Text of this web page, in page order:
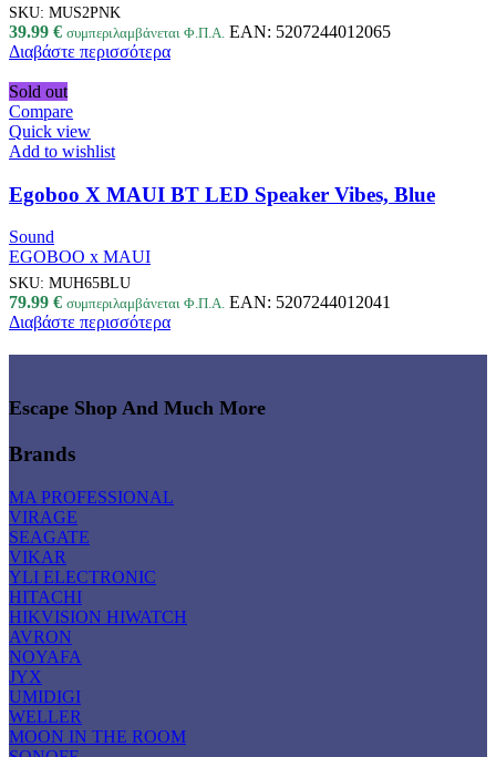
SKU: MUS2PNK
39.99 € συμπεριλαμβάνεται Φ.Π.Α. EAN: 5207244012065
Διαβάστε περισσότερα
Sold out
Compare
Quick view
Add to wishlist
Egoboo X MAUI BT LED Speaker Vibes, Blue
Sound
EGOBOO x MAUI
SKU: MUH65BLU
79.99 € συμπεριλαμβάνεται Φ.Π.Α. EAN: 5207244012041
Διαβάστε περισσότερα
Escape Shop And Much More
Brands
MA PROFESSIONAL
VIRAGE
SEAGATE
VIKAR
YLI ELECTRONIC
HITACHI
HIKVISION HIWATCH
AVRON
NOYAFA
JYX
UMIDIGI
WELLER
MOON IN THE ROOM